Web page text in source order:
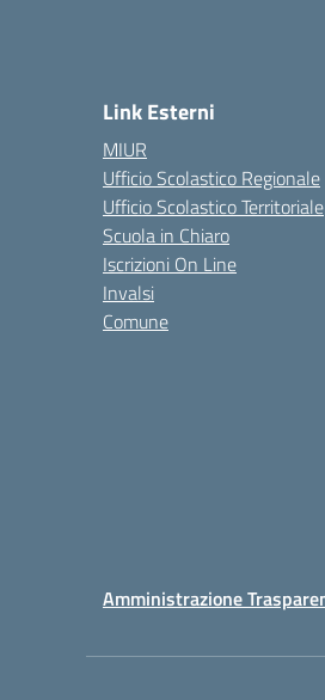
Link Esterni
MIUR
Ufficio Scolastico Regionale
Ufficio Scolastico Territoriale
Scuola in Chiaro
Iscrizioni On Line
Invalsi
Comune
Amministrazione